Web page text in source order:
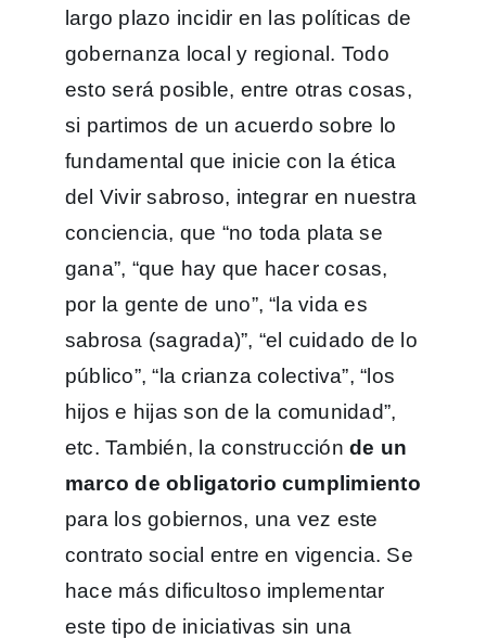
largo plazo incidir en las políticas de
gobernanza local y regional. Todo
esto será posible, entre otras cosas,
si partimos de un acuerdo sobre lo
fundamental que inicie con la ética
del Vivir sabroso, integrar en nuestra
conciencia, que “no toda plata se
gana”, “que hay que hacer cosas,
por la gente de uno”, “la vida es
sabrosa (sagrada)”, “el cuidado de lo
público”, “la crianza colectiva”, “los
hijos e hijas son de la comunidad”,
etc. También, la construcciónde un
marco de obligatorio cumplimiento
para los gobiernos, una vez este
contrato social entre en vigencia. Se
hace más dificultoso implementar
este tipo de iniciativas sin una